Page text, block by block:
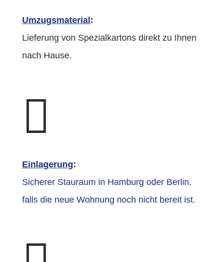
Umzugsmaterial :
Lieferung von Spezialkartons direkt zu Ihnen
nach Hause.

Einlagerung:
Sicherer Stauraum in Hamburg oder Berlin,
falls die neue Wohnung noch nicht bereit ist.